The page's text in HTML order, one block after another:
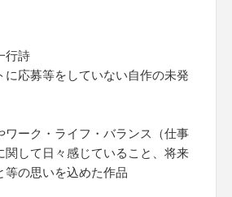
行詩
応募等をしていない自作の未発
ーク・ライフ・バランス（仕事
関して日々感じていること、将来
等の思いを込めた作品